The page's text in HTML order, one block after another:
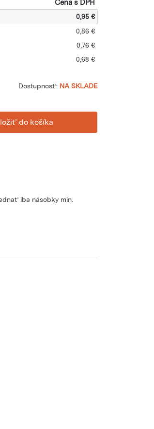
Cena s DPH
0,95 €
0,86 €
0,76 €
0,68 €
Dostupnosť: NA SKLADE
iba násobky min.